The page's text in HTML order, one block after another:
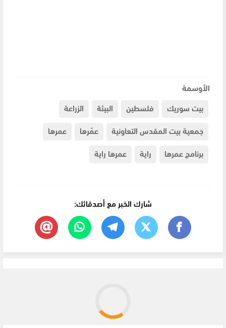
الأوسمة
بيت سوريك
فلسطين البيئة
الزراعة
جمعية بيت المقدس التعاونية
عمّرها
عمرها
برنامج عمرها
راية عمرها راية
شارك الخبر مع أصدقائك: